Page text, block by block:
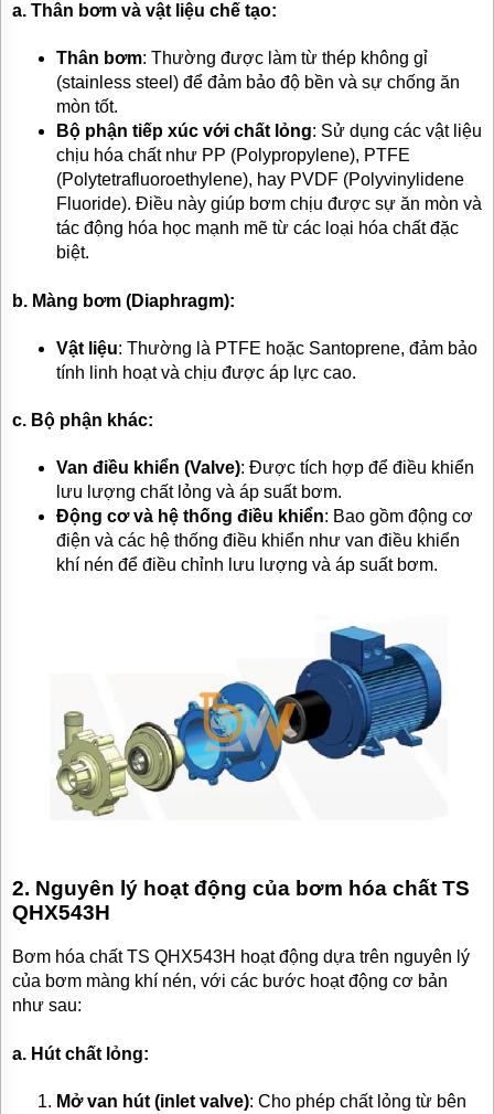
MÁY
HÀNG
ĐỘNG
CỦA
CAO
a. Thân bơm và vật liệu chế tạo:
Thân bơm: Thường được làm từ thép không gỉ
(stainless steel) để đảm bảo độ bền và sự chống ăn
mòn tốt.
Bộ phận tiếp xúc với chất lỏng: Sử dụng các vật liệu
chịu hóa chất như PP (Polypropylene), PTFE
(Polytetrafluoroethylene), hay PVDF (Polyvinylidene
Fluoride). Điều này giúp bơm chịu được sự ăn mòn và
tác động hóa học mạnh mẽ từ các loại hóa chất đặc
biệt.
b. Màng bơm (Diaphragm):
Vật liệu: Thường là PTFE hoặc Santoprene, đảm bảo
tính linh hoạt và chịu được áp lực cao.
c. Bộ phận khác:
Van điều khiển (Valve): Được tích hợp để điều khiển
lưu lượng chất lỏng và áp suất bơm.
Động cơ và hệ thống điều khiển: Bao gồm động cơ
điện và các hệ thống điều khiển như van điều khiển
khí nén để điều chỉnh lưu lượng và áp suất bơm.
2. Nguyên lý hoạt động của bơm hóa chất TS
QHX543H
Bơm hóa chất TS QHX543H hoạt động dựa trên nguyên lý
của bơm màng khí nén, với các bước hoạt động cơ bản
như sau:
a. Hút chất lỏng:
Mở van hút (inlet valve): Cho phép chất lỏng từ bên